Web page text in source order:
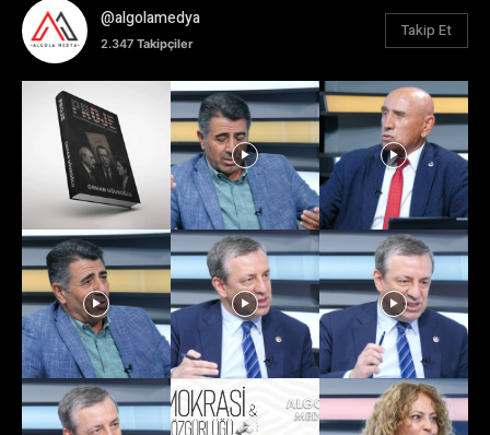
@algolamedya
2.347 Takipçiler
Takip Et